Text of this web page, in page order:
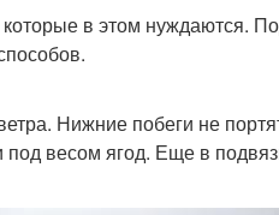
в этом нуждаются.
Нижние побеги не
весом ягод. Еще в